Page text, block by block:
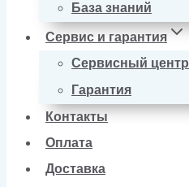
База знаний
Сервис и гарантия
Сервисный центр
Гарантия
Контакты
Оплата
Доставка